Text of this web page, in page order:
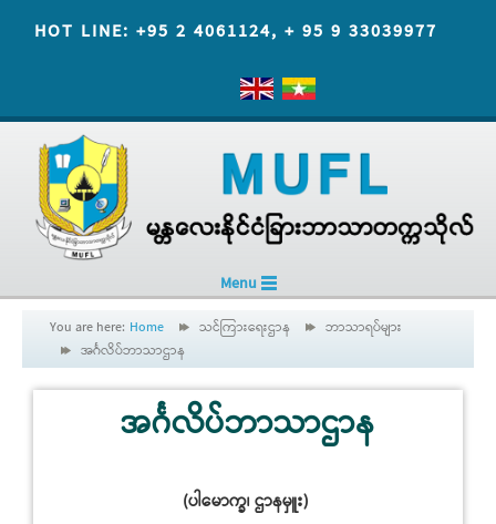
HOT LINE: +95 2 4061124, + 95 9 33039977
Menu
You are here: Home သင်ကြားရေးဌာန
ဘာသာရပ်များ
အင်္ဂလိပ်ဘာသာဌာန
အင်္ဂလိပ်ဘာသာဌာန
(ပါမောက္ခ၊ ဌာနမှူး)